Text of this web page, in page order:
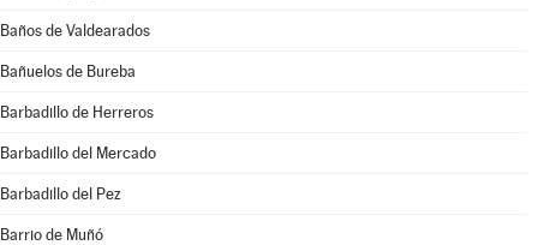
Baños de Valdearados
Bañuelos de Bureba
Barbadillo de Herreros
Barbadillo del Mercado
Barbadillo del Pez
Barrio de Muñó